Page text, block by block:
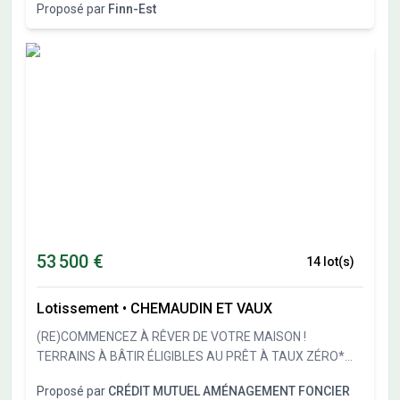
poste...),DTMR Immo vous présente votre future maison
individuelle au sein d'un programme de quatre villas de
standing d'environ 100m² chacune, de type T4, avec deux
Proposé par Finn-Est
53 500 € 14 lot(s)
Lotissement • CHEMAUDIN ET VAUX
(RE)COMMENCEZ À RÊVER DE VOTRE MAISON !
TERRAINS À BÂTIR ÉLIGIBLES AU PRÊT À TAUX ZÉRO*
19H00 Devenez propriétaire à Chemaudin et Vaux
Proposé par CRÉDIT MUTUEL AMÉNAGEMENT FONCIER